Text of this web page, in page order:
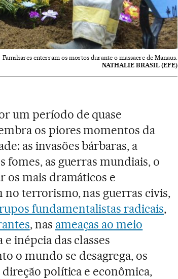
Familiares enterram os mortos durante o massacre de Manaus.
NATHALIE BRASIL (EFE)
um período de quase
os piores momentos da
as invasões bárbaras, a
fomes, as guerras mundiais, o
os mais dramáticos e
no terrorismo, nas guerras civis,
fundamentalistas radicais,
, nas ameaças ao meio
e inépcia das classes
o mundo se desagrega, os
política e econômica,